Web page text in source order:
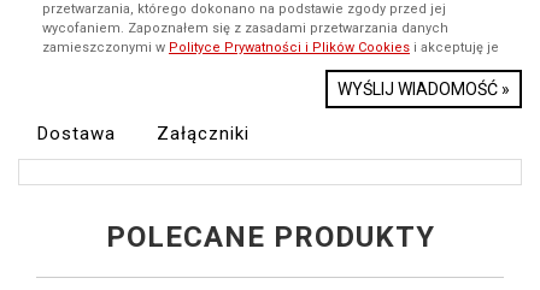
przetwarzania, którego dokonano na podstawie zgody przed jej
wycofaniem. Zapoznałem się z zasadami przetwarzania danych
zamieszczonymi w Polityce Prywatności i Plików Cookies i akceptuję je
WYŚLIJ WIADOMOŚĆ »
Dostawa Załączniki
POLECANE PRODUKTY